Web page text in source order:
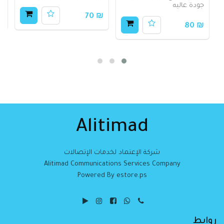
جودة عاليه
₪ 80
₪ 70
Alitimad
شركة الإعتماد لخدمات الإتصالات
Alitimad Communications Services Company
Powered By estore.ps
روابط